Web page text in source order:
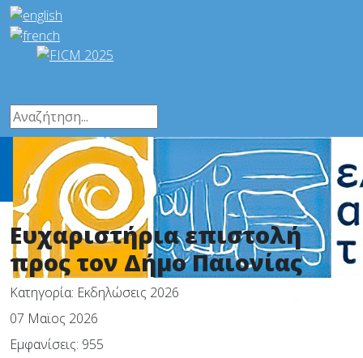
Ευχαριστήρια επιστολή
προς τον Δήμο Παιονίας
Κατηγορία: Εκδηλώσεις 2026
07 Μαϊος 2026
Εμφανίσεις: 955